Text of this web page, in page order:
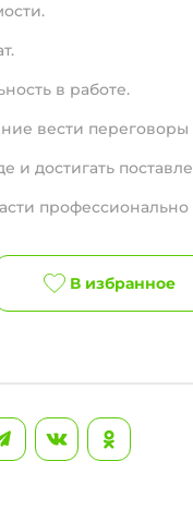
в работе.
вести переговоры
и достигать
профессионально
В избранное